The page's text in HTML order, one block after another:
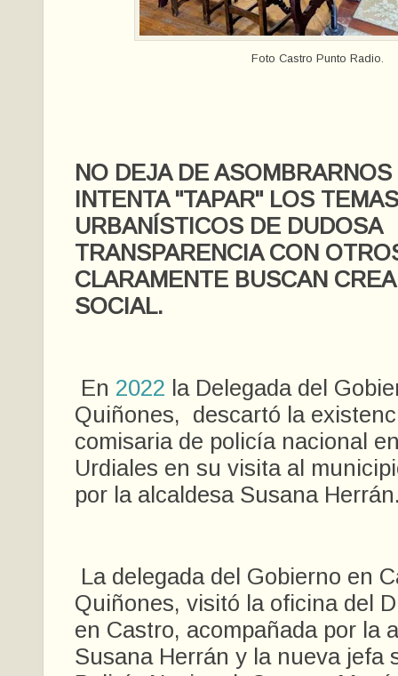
Foto Castro Punto Radio.
NO DEJA DE
INTENTA "TAPAR" LOS TEMAS
URBANÍSTICOS DE DUDOSA
TRANSPARENCIA CON
CLARAMENTE BUSCAN
SOCIAL.
En 2022 la Delegada del
Quiñones, descartó la
comisaria de policía nacional
Urdiales en su visita al
por la alcaldesa Susana
La delegada del Gobierno en
Quiñones, visitó la oficina del
en Castro, acompañada por la
Susana Herrán y la nueva jefa